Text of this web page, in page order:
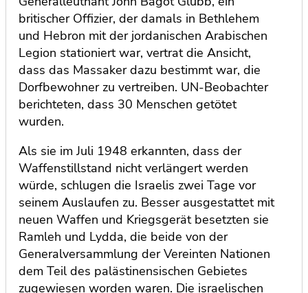
britischer Offizier, der damals in Bethlehem
und Hebron mit der jordanischen Arabischen
Legion stationiert war, vertrat die Ansicht,
dass das Massaker dazu bestimmt war, die
Dorfbewohner zu vertreiben. UN-Beobachter
berichteten, dass 30 Menschen getötet
wurden.
Als sie im Juli 1948 erkannten, dass der
Waffenstillstand nicht verlängert werden
würde, schlugen die Israelis zwei Tage vor
seinem Auslaufen zu. Besser ausgestattet mit
neuen Waffen und Kriegsgerät besetzten sie
Ramleh und Lydda, die beide von der
Generalversammlung der Vereinten Nationen
dem Teil des palästinensischen Gebietes
zugewiesen worden waren. Die israelischen